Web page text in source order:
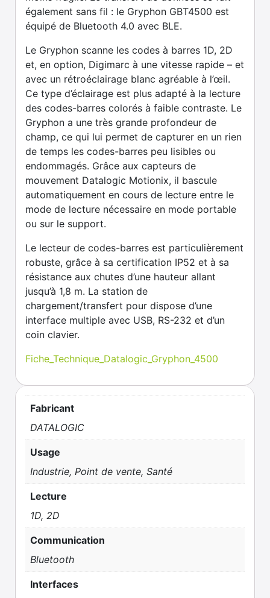
également sans fil : le Gryphon GBT4500 est
équipé de Bluetooth 4.0 avec BLE.
Le Gryphon scanne les codes à barres 1D, 2D
et, en option, Digimarc à une vitesse rapide – et
avec un rétroéclairage blanc agréable à l’œil.
Ce type d’éclairage est plus adapté à la lecture
des codes-barres colorés à faible contraste. Le
Gryphon a une très grande profondeur de
champ, ce qui lui permet de capturer en un rien
de temps les codes-barres peu lisibles ou
endommagés. Grâce aux capteurs de
mouvement Datalogic Motionix, il bascule
automatiquement en cours de lecture entre le
mode de lecture nécessaire en mode portable
ou sur le support.
Le lecteur de codes-barres est particulièrement
robuste, grâce à sa certification IP52 et à sa
résistance aux chutes d’une hauteur allant
jusqu’à 1,8 m. La station de
chargement/transfert pour dispose d’une
interface multiple avec USB, RS-232 et d’un
coin clavier.
Fiche_Technique_Datalogic_Gryphon_4500
Fabricant
DATALOGIC
Usage
Industrie, Point de vente, Santé
Lecture
1D, 2D
Communication
Bluetooth
Interfaces